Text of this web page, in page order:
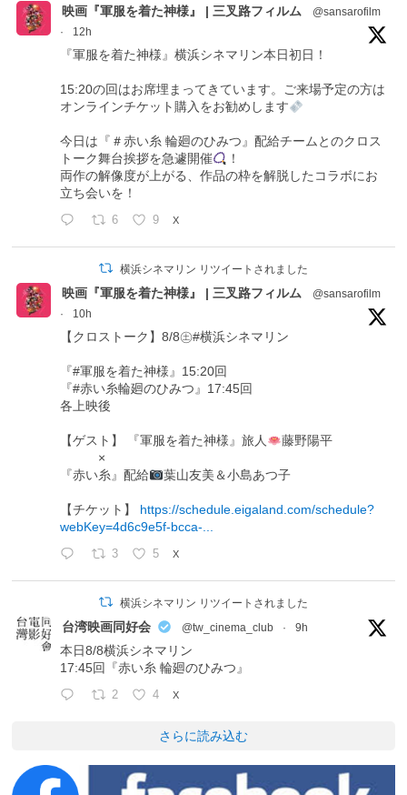
映画『軍服を着た神様』 | 三叉路フィルム
@sansarofilm
·
12h
『軍服を着た神様』横浜シネマリン本日初日！
15:20の回はお席埋まってきています。ご来場予定の方は
オンラインチケット購入をお勧めします
今日は『＃赤い糸 輪廻のひみつ』配給チームとのクロス
トーク舞台挨拶を急遽開催
！
両作の解像度が上がる、作品の枠を解脱したコラボにお
立ち会いを！
6 9 X
横浜シネマリン リツイートされました
映画『軍服を着た神様』 | 三叉路フィルム
@sansarofilm
·
10h
【クロストーク】8/8㊏#横浜シネマリン
『#軍服を着た神様』15:20回
『#赤い糸輪廻のひみつ』17:45回
各上映後
【ゲスト】 『軍服を着た神様』旅人
藤野陽平
×
『赤い糸』配給
葉山友美＆小島あつ子
【チケット】 https://schedule.eigaland.com/schedule?
webKey=4d6c9e5f-bcca-...
3 5 X
横浜シネマリン リツイートされました
台湾映画同好会 @tw_cinema_club · 9h
本日8/8横浜シネマリン
17:45回『赤い糸 輪廻のひみつ』
2 4 X
さらに読み込む